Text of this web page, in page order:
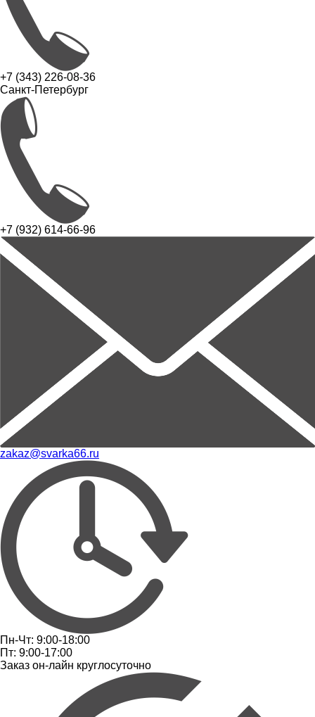
+7 (343) 226-08-36
Санкт-Петербург
+7 (932) 614-66-96
zakaz@svarka66.ru
Пн-Чт: 9:00-18:00
Пт: 9:00-17:00
Заказ он-лайн круглосуточно